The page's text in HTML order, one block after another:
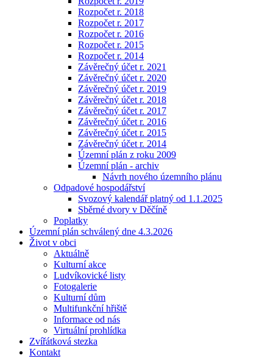
Rozpočet r. 2018
Rozpočet r. 2017
Rozpočet r. 2016
Rozpočet r. 2015
Rozpočet r. 2014
Závěrečný účet r. 2021
Závěrečný účet r. 2020
Závěrečný účet r. 2019
Závěrečný účet r. 2018
Závěrečný účet r. 2017
Závěrečný účet r. 2016
Závěrečný účet r. 2015
Závěrečný účet r. 2014
Územní plán z roku 2009
Územní plán - archiv
Návrh nového územního plánu
Odpadové hospodářství
Svozový kalendář platný od 1.1.2025
Sběrné dvory v Děčíně
Poplatky
Územní plán schválený dne 4.3.2026
Život v obci
Aktuálně
Kulturní akce
Ludvíkovické listy
Fotogalerie
Kulturní dům
Multifunkční hřiště
Informace od nás
Virtuální prohlídka
Zvířátková stezka
Kontakt